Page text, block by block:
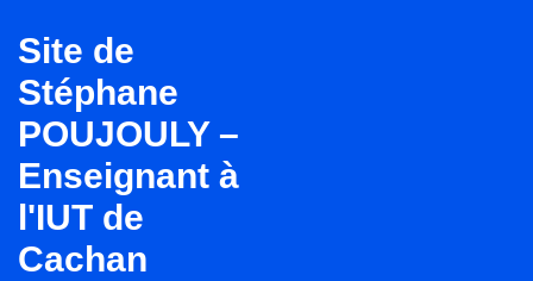
passer
au
contenu
principal
Site de
Stéphane
POUJOULY –
Enseignant à
l'IUT de
Cachan